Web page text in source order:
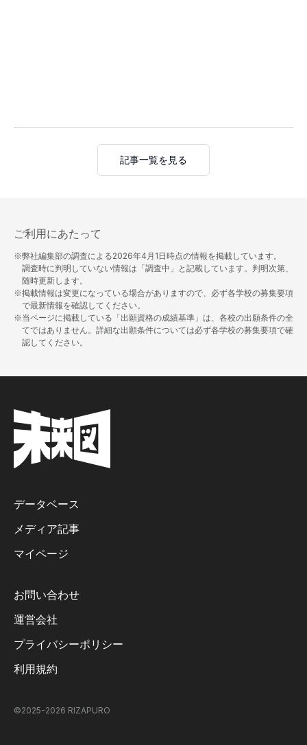
記事一覧を見る
ご利用にあたって
※弊社編集部の調査による2026年4月1日時点の情報を掲載しています。
調査時に判明していない情報は「調査中」と記載しています。判明次第、
随時更新します。
※掲載情報は変更になっている場合がありますので、必ず各学校の募集要項
で最新情報を確認してください。
※当ページに掲載している「出願資格の成績基準」は、各校の出願条件の全
てではありません。詳細な出願条件については必ず各学校の募集要項で確
認してください。
データベース
メディア記事
マイページ
お問い合わせ
運営会社
プライバシーポリシー
利用規約
©2025-2026 RIZAPURO